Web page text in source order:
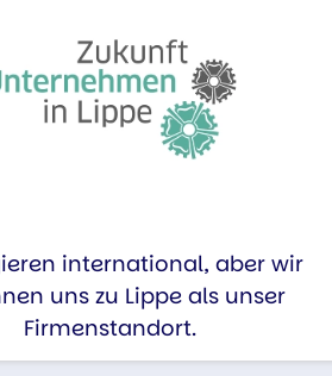
international, aber wir
uns zu Lippe als unser
Firmenstandort.